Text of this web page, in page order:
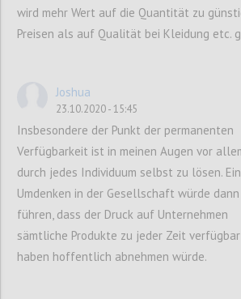
ie staatliche Intervention war
diskutiertes Thema.
dass der Staat zwar
kann, aber auch hier nicht
schalten und walten kann.
hier auch
, dass d er Begriff
klar definiert ist. Die
Individuums, wie sie in eine
gegeben ist, steht im
wird mehr Wert auf die Quantität zu
Preisen als auf Qualität bei Kleidung etc.
Joshua
23.10.2020 - 15:45
Insbesondere der Punkt der permanenten
Verfügbarkeit ist in meinen Augen vor
durch jedes Individuum selbst zu lösen. Ein
Umdenken in der Gesellschaft würde
führen, dass der Druck auf Unternehmen
sämtliche Produkte zu jeder Zeit
haben hoffentlich abnehmen würde.